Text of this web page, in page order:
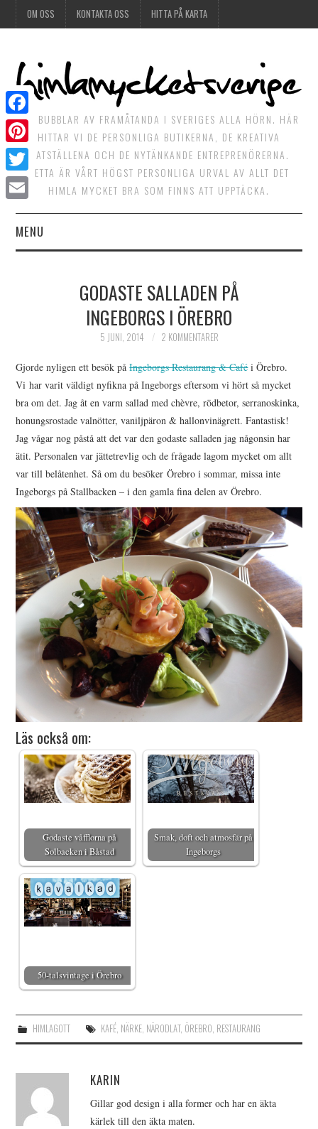
OM OSS KONTAKTA OSS HITTA PÅ KARTA
DET BUBBLAR AV FRAMÅTANDA I SVERIGES ALLA HÖRN. HÄR
HITTAR VI DE PERSONLIGA BUTIKERNA, DE KREATIVA
MATSTÄLLENA OCH DE NYTÄNKANDE ENTREPRENÖRERNA.
DETTA ÄR VÅRT HÖGST PERSONLIGA URVAL AV ALLT DET
HIMLA MYCKET BRA SOM FINNS ATT UPPTÄCKA.
MENU
HIMLAGRÖNT
HIMLASNYGGT
VI MÖTER
VI SPANAR PÅ
GODASTE SALLADEN PÅ
INGEBORGS I ÖREBRO
5 JUNI, 2014 2 KOMMENTARER
Gjorde nyligen ett besök påIngeborgs Restaurang & Caféi Örebro.
Vi har varit väldigt nyfikna på Ingeborgs eftersom vi hört så mycket
bra om det. Jag åt en varm sallad med chèvre, rödbetor, serranoskinka,
honungsrostade valnötter, vaniljpäron & hallonvinägrett. Fantastisk!
Jag vågar nog påstå att det var den godaste salladen jag någonsin har
ätit. Personalen var jättetrevlig och de frågade lagom mycket om allt
var till belåtenhet. Så om du besöker Örebro i sommar, missa inte
Ingeborgs på Stallbacken – i den gamla fina delen av Örebro.
Läs också om:
Godaste våfflorna på
Solbacken i Båstad
Smak, doft och atmosfär på
Ingeborgs
50-talsvintage i Örebro
HIMLAGOTT KAFÉ, NÄRKE, NÄRODLAT, ÖREBRO, RESTAURANG
KARIN
Gillar god design i alla former och har en äkta
kärlek till den äkta maten.
Facebook
Pinterest
Twitter
Email